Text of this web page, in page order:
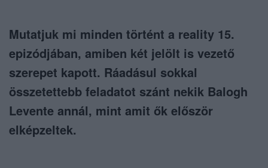
Mutatjuk mi minden történt a reality 15.
epizódjában, amiben két jelölt is vezető
szerepet kapott. Ráadásul sokkal
összetettebb feladatot szánt nekik Balogh
Levente annál, mint amit ők először
elképzeltek.